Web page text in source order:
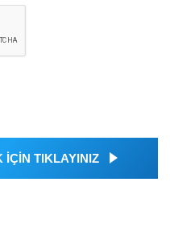
İÇİN TIKLAYINIZ